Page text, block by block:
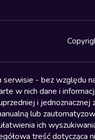
- bez względu
w nich dane i
i jednoznacznej
lub
ich
treść dotycząca